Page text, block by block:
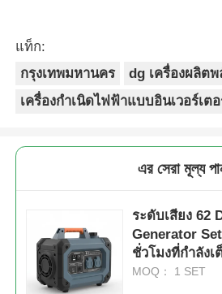
แท็ก:
กรุงเทพมหานคร
dg เครื่องผลิตพ
เครื่องกำเนิดไฟฟ้าแบบอินเวอร์เต
এর সেরা মূল্য
ระดับเสียง 62
Generator
ชั่วโมงที่กําลัง
DC12V 5A กา
MOQ： 1 SET